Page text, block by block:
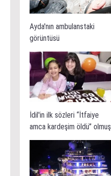
Ayda'nın ambulanstaki
görüntüsü
İdil'in ilk sözleri “İtfaiye
amca kardeşim öldü” olmuş